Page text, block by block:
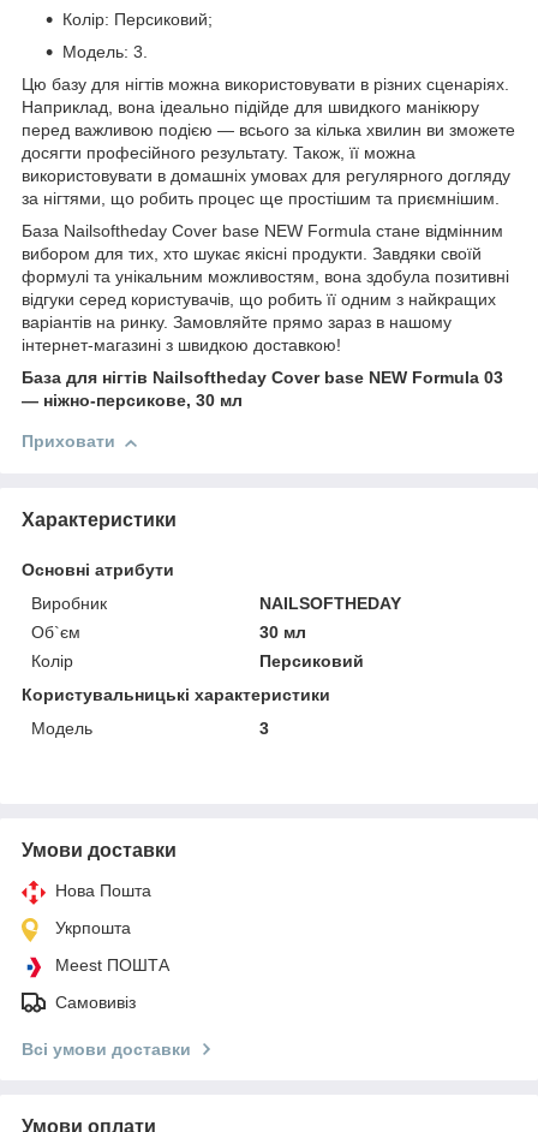
Колір: Персиковий;
Модель: 3.
Цю базу для нігтів можна використовувати в різних сценаріях.
Наприклад, вона ідеально підійде для швидкого манікюру
перед важливою подією — всього за кілька хвилин ви зможете
досягти професійного результату. Також, її можна
використовувати в домашніх умовах для регулярного догляду
за нігтями, що робить процес ще простішим та приємнішим.
База Nailsoftheday Cover base NEW Formula стане відмінним
вибором для тих, хто шукає якісні продукти. Завдяки своїй
формулі та унікальним можливостям, вона здобула позитивні
відгуки серед користувачів, що робить її одним з найкращих
варіантів на ринку. Замовляйте прямо зараз в нашому
інтернет-магазині з швидкою доставкою!
База для нігтів Nailsoftheday Cover base NEW Formula 03
— ніжно-персикове, 30 мл
Приховати
Характеристики
Основні атрибути
Виробник
NAILSOFTHEDAY
Об`єм
30 мл
Колір
Персиковий
Користувальницькі характеристики
Мoдель
3
Умови доставки
Нова Пошта
Укрпошта
Meest ПОШТА
Самовивіз
Всі умови доставки
Умови оплати